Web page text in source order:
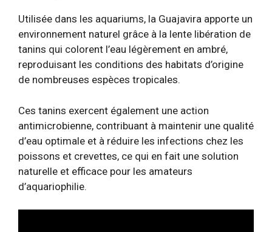
Utilisée dans les aquariums, la Guajavira apporte un
environnement naturel grâce à la lente libération de
tanins qui colorent l’eau légèrement en ambré,
reproduisant les conditions des habitats d’origine
de nombreuses espèces tropicales.
Ces tanins exercent également une action
antimicrobienne, contribuant à maintenir une qualité
d’eau optimale et à réduire les infections chez les
poissons et crevettes, ce qui en fait une solution
naturelle et efficace pour les amateurs
d’aquariophilie.